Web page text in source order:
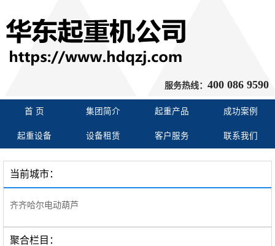
服务热线： 400 086 9590
首 页 集团简介 起重产品 成功案例
起重设备 设备租赁 客户服务 联系我们
当前城市：
齐齐哈尔电动葫芦
聚合栏目：